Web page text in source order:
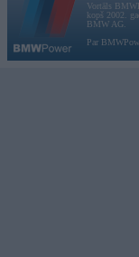
Vortāls
kopš 2002.
BMW AG.
Par